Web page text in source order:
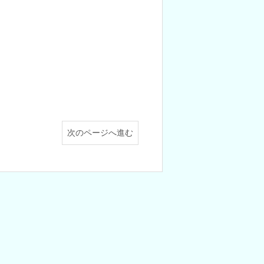
次のページへ進む